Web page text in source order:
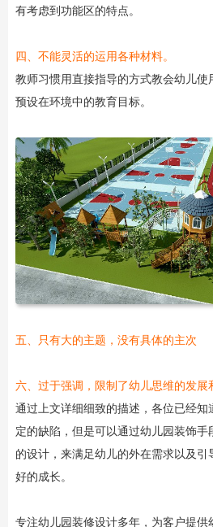
有考虑到功能区的特点。
四、不能灵活的运用各种材料。
教师习惯用直接指导的方式教会幼儿
预设在环境中的教育目标。
五、只有大的主题，没有具体的主次
六、过于强调，限制了幼儿思维的发展
通过上文详细细致的描述，各位已经知
定的缺陷，但是可以通过幼儿园装饰
的设计，来满足幼儿的外在需求以及
好的成长。
专注幼儿园装修设计多年，为客户提供